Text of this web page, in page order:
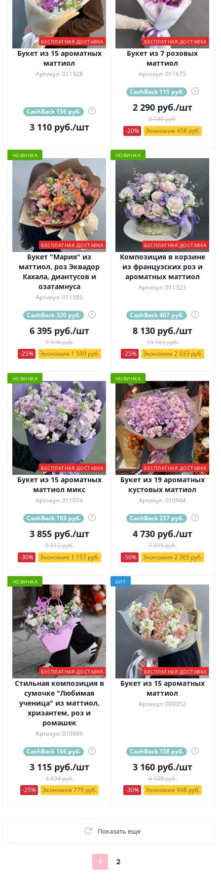
БЕСПЛАТНАЯ ДОСТАВКА
Букет из 15 ароматных
маттиол
Артикул: 011928
CashBack 156 руб. ?
3 110руб./шт
БЕСПЛАТНАЯ ДОСТАВКА
Букет из 7 розовых
маттиол
Артикул: 011675
CashBack 115 руб. ?
2 290руб./шт
2 748 руб.
-20%
Экономия 458 руб.
НОВИНКА
БЕСПЛАТНАЯ ДОСТАВКА
Букет "Мария" из
маттиол, роз Эквадор
Кахала, диантусов и
озатамнуса
Артикул: 011585
CashBack 320 руб. ?
6 395руб./шт
7 994 руб.
-25%
Экономия 1 599 руб.
НОВИНКА
БЕСПЛАТНАЯ ДОСТАВКА
Композиция в корзине
из французских роз и
ароматных маттиол
Артикул: 011323
CashBack 407 руб. ?
8 130руб./шт
10 163 руб.
-25%
Экономия 2 033 руб.
НОВИНКА
БЕСПЛАТНАЯ ДОСТАВКА
Букет из 15 ароматных
маттиол микс
Артикул: 011074
CashBack 193 руб. ?
3 855руб./шт
5 012 руб.
-30%
Экономия 1 157 руб.
НОВИНКА
БЕСПЛАТНАЯ ДОСТАВКА
Букет из 19 ароматных
кустовых маттиол
Артикул: 010944
CashBack 237 руб. ?
4 730руб./шт
7 095 руб.
-50%
Экономия 2 365 руб.
НОВИНКА
БЕСПЛАТНАЯ ДОСТАВКА
Стильная композиция в
сумочке "Любимая
ученица" из маттиол,
хризантем, роз и
ромашек
Артикул: 010889
CashBack 156 руб. ?
3 115руб./шт
3 894 руб.
-25%
Экономия 779 руб.
ХИТ
БЕСПЛАТНАЯ ДОСТАВКА
Букет из 15 ароматных
маттиол
Артикул: 009352
CashBack 158 руб. ?
3 160руб./шт
4 108 руб.
-30%
Экономия 948 руб.
Показать еще
1 2